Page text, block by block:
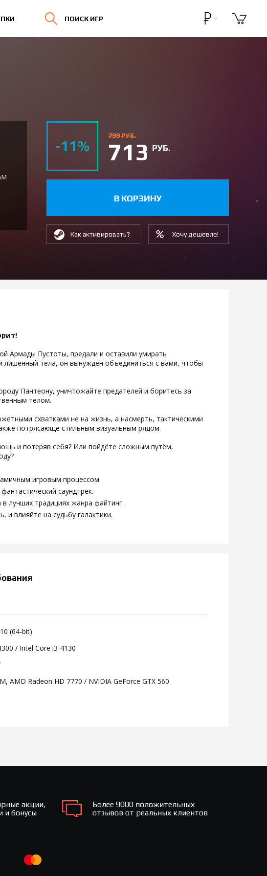
ПОИСК ИГР
-11%
799 РУБ.
713РУБ.
В КОРЗИНУ
Как активировать? Хочу дешевле!
Армады Пустоты, предали и оставили умирать
лишённый тела, он вынужден объединиться с вами, чтобы
Пантеону, уничтожайте предателей и боритесь за
телом.
схватками не на жизнь, а насмерть, тактическими
потрясающе стильным визуальным рядом.
и потеряв себя? Или пойдёте сложным путём,
игровым процессом.
саундтрек.
лучших традициях жанра файтинг.
и влияйте на судьбу галактики.
(64-bit)
/ Intel Core i3-4130
AMD Radeon HD 7770 / NVIDIA GeForce GTX 560
акции,
и бонусы
Более 9000 положительных
отзывов от реальных клиентов